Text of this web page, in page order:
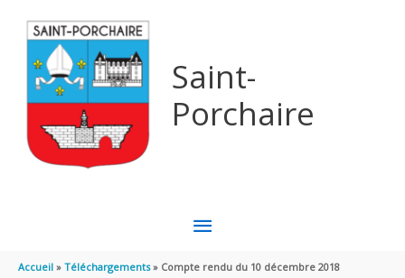
Saint-
Porchaire
MENU
PRINCIPAL
Accueil Téléchargements Compte rendu du 10 décembre 2018